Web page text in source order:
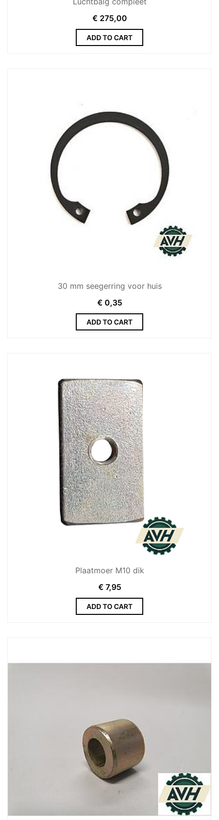
€ 275,00
ADD TO CART
30 mm seegerring voor huis
€ 0,35
ADD TO CART
Plaatmoer M10 dik
€ 7,95
ADD TO CART